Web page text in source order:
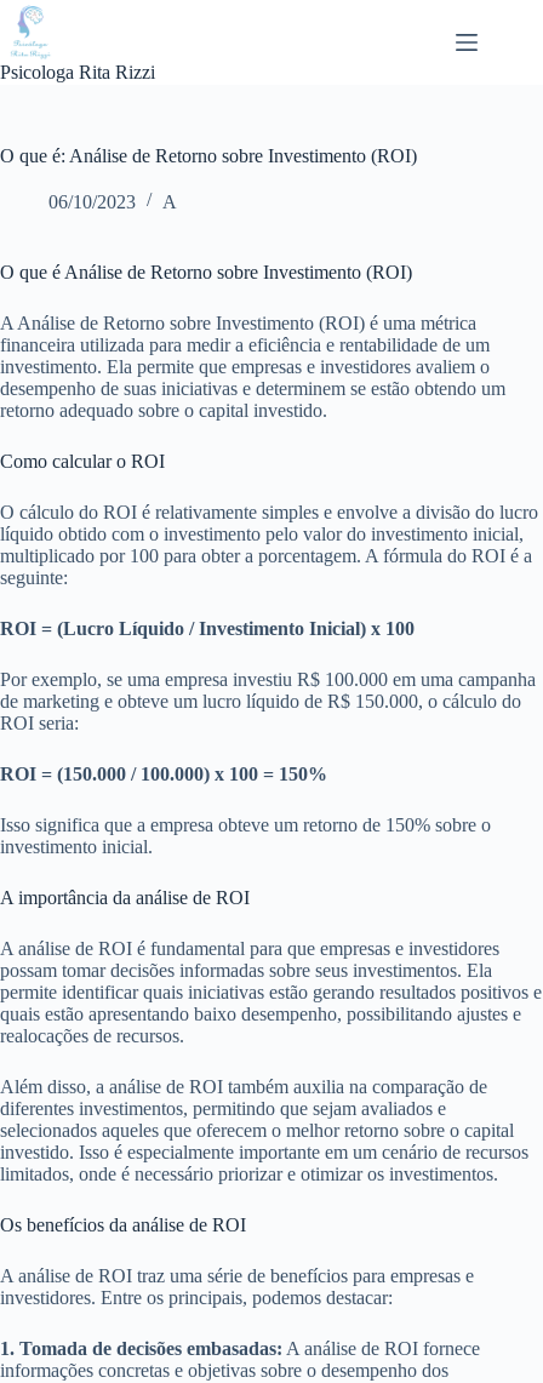
Pular
para
conteúdo
Psicologa Rita Rizzi
O que é: Análise de Retorno sobre Investimento (ROI)
06/10/2023 A
O que é Análise de Retorno sobre Investimento (ROI)
A Análise de Retorno sobre Investimento (ROI) é uma métrica
financeira utilizada para medir a eficiência e rentabilidade de um
investimento. Ela permite que empresas e investidores avaliem o
desempenho de suas iniciativas e determinem se estão obtendo um
retorno adequado sobre o capital investido.
Como calcular o ROI
O cálculo do ROI é relativamente simples e envolve a divisão do lucro
líquido obtido com o investimento pelo valor do investimento inicial,
multiplicado por 100 para obter a porcentagem. A fórmula do ROI é a
seguinte:
ROI = (Lucro Líquido / Investimento Inicial) x 100
Por exemplo, se uma empresa investiu R$ 100.000 em uma campanha
de marketing e obteve um lucro líquido de R$ 150.000, o cálculo do
ROI seria:
ROI = (150.000 / 100.000) x 100 = 150%
Isso significa que a empresa obteve um retorno de 150% sobre o
investimento inicial.
A importância da análise de ROI
A análise de ROI é fundamental para que empresas e investidores
possam tomar decisões informadas sobre seus investimentos. Ela
permite identificar quais iniciativas estão gerando resultados positivos e
quais estão apresentando baixo desempenho, possibilitando ajustes e
realocações de recursos.
Além disso, a análise de ROI também auxilia na comparação de
diferentes investimentos, permitindo que sejam avaliados e
selecionados aqueles que oferecem o melhor retorno sobre o capital
investido. Isso é especialmente importante em um cenário de recursos
limitados, onde é necessário priorizar e otimizar os investimentos.
Os benefícios da análise de ROI
A análise de ROI traz uma série de benefícios para empresas e
investidores. Entre os principais, podemos destacar:
1. Tomada de decisões embasadas: A análise de ROI fornece
informações concretas e objetivas sobre o desempenho dos